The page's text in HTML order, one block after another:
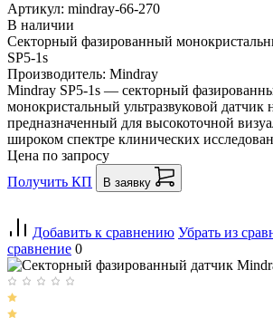
Артикул: mindray-66-270
В наличии
Секторный фазированный
SP5-1s
Производитель: Mindray
Mindray SP5-1s — секторный
монокристальный ультразвуковой датчик
предназначенный для высокоточной
широком спектре клинических
Цена по запросу
Получить КП
В заявку
Добавить к сравнению Убрать из
сравнение 0